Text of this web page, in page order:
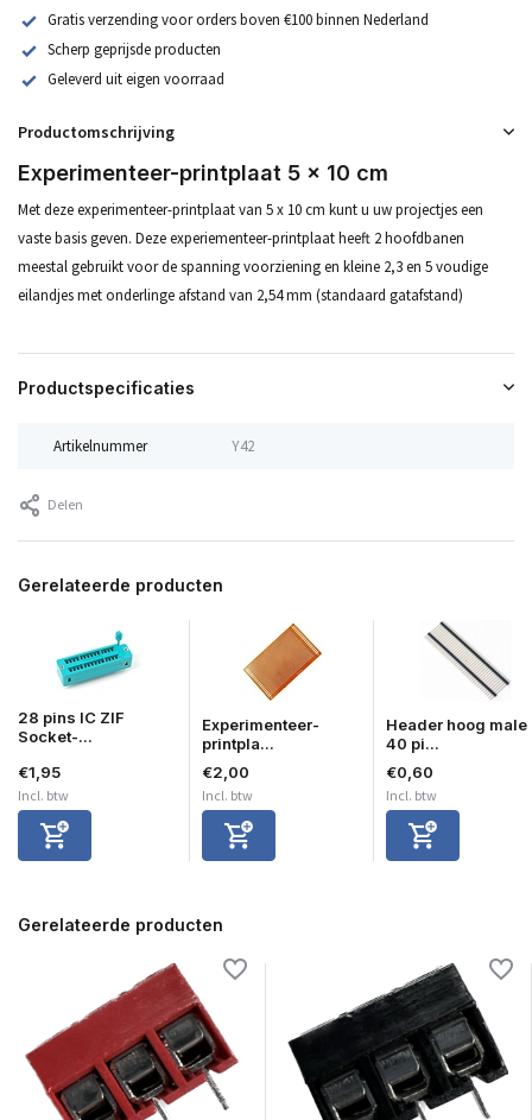
Gratis verzending voor orders boven €100 binnen Nederland
Scherp geprijsde producten
Geleverd uit eigen voorraad
Productomschrijving
Experimenteer-printplaat 5 x 10 cm
Met deze experimenteer-printplaat van 5 x 10 cm kunt u uw projectjes een
vaste basis geven. Deze experiementeer-printplaat heeft 2 hoofdbanen
meestal gebruikt voor de spanning voorziening en kleine 2,3 en 5 voudige
eilandjes met onderlinge afstand van 2,54 mm (standaard gatafstand)
Productspecificaties
Artikelnummer Y42
Delen
Gerelateerde producten
28 pins IC ZIF
Socket-...
€1,95
Incl. btw
Experimenteer-
printpla...
€2,00
Incl. btw
Header hoog male
40 pi...
€0,60
Incl. btw
Gerelateerde producten